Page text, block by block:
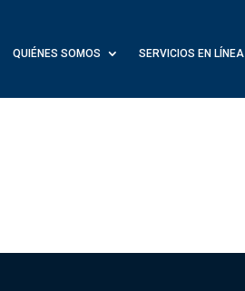
QUIÉNES SOMOS SERVICIOS EN LÍNEA